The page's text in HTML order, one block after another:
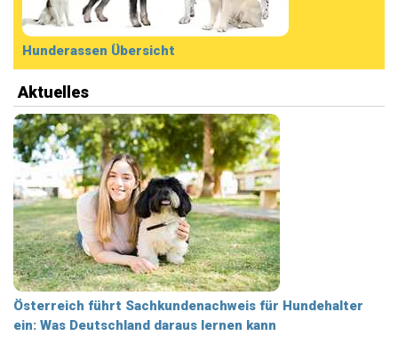
Hunderassen Übersicht
Aktuelles
Österreich führt Sachkundenachweis für Hundehalter
ein: Was Deutschland daraus lernen kann